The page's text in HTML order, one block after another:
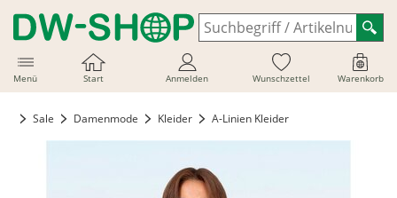
Menü Start Anmelden Wunschzettel Warenkorb
Sale Damenmode Kleider A-Linien Kleider